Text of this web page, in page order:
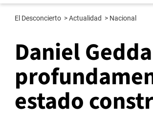
El Desconcierto >Actualidad > Nacional
Daniel
estado